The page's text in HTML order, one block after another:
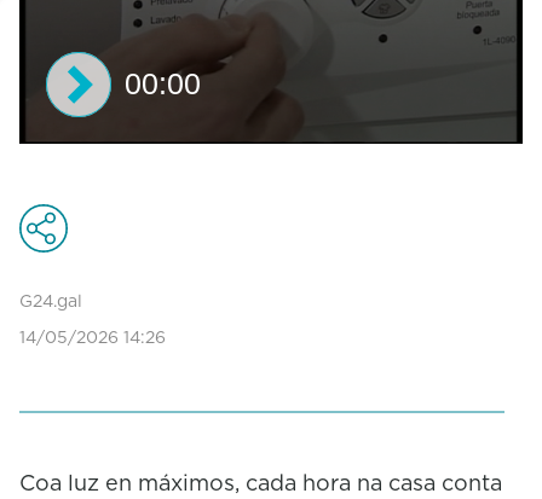
c
o
d
o
s
o
00:00
G24.gal
14/05/2026 14:26
Coa luz en máximos, cada hora na casa conta